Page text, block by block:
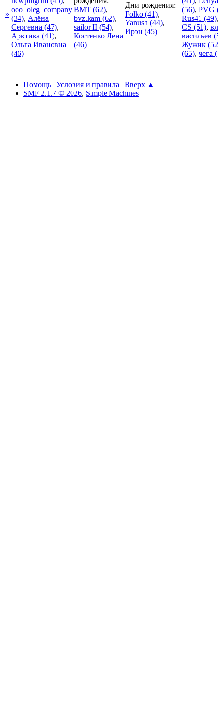
»
ooo_oleg_company
(34), Алёна
Сергевна (47),
Арктика (41),
Ольга Ивановна
(46)
BMT (62),
bvz.kam (62),
sailor II (54),
Костенко Лена
(46)
Дни рождения:
Folko (41),
Yanush (44),
Ирэн (45)
(56), PVG
Rus41 (49)
CS (51),
васильев
Жужик
(65), чега
Помощь | Условия и правила | Вверх ▲
SMF 2.1.7 © 2026, Simple Machines